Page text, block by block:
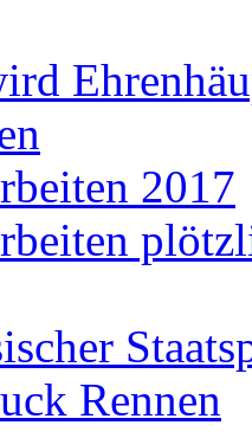
2017
Rennen